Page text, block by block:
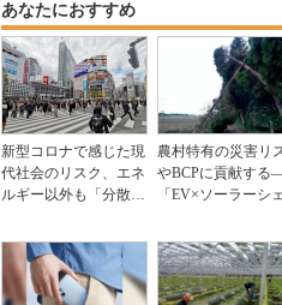
あなたにおすすめ
新型コロナで感じた現
代社会のリスク、エネ
ルギー以外も「分散の
農村特有の災害リ
やBCPに貢献す
「EV×ソーラーシ